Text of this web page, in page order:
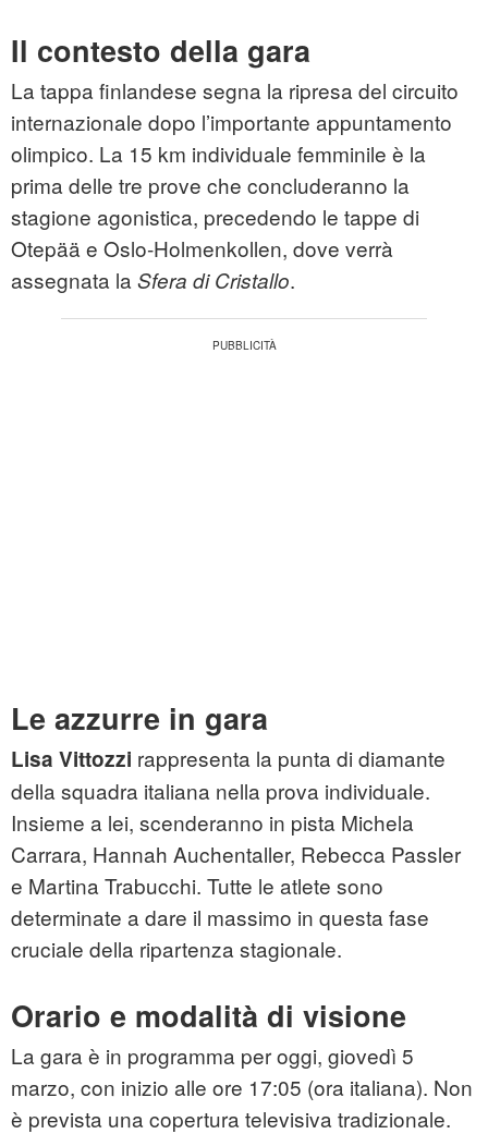
Il contesto della gara
La tappa finlandese segna la ripresa del circuito
internazionale dopo l’importante appuntamento
olimpico. La 15 km individuale femminile è la
prima delle tre prove che concluderanno la
stagione agonistica, precedendo le tappe di
Otepää e Oslo‑Holmenkollen, dove verrà
assegnata la Sfera di Cristallo.
Le azzurre in gara
Lisa Vittozzi rappresenta la punta di diamante
della squadra italiana nella prova individuale.
Insieme a lei, scenderanno in pista Michela
Carrara, Hannah Auchentaller, Rebecca Passler
e Martina Trabucchi. Tutte le atlete sono
determinate a dare il massimo in questa fase
cruciale della ripartenza stagionale.
Orario e modalità di visione
La gara è in programma per oggi, giovedì 5
marzo, con inizio alle ore 17:05 (ora italiana). Non
è prevista una copertura televisiva tradizionale.